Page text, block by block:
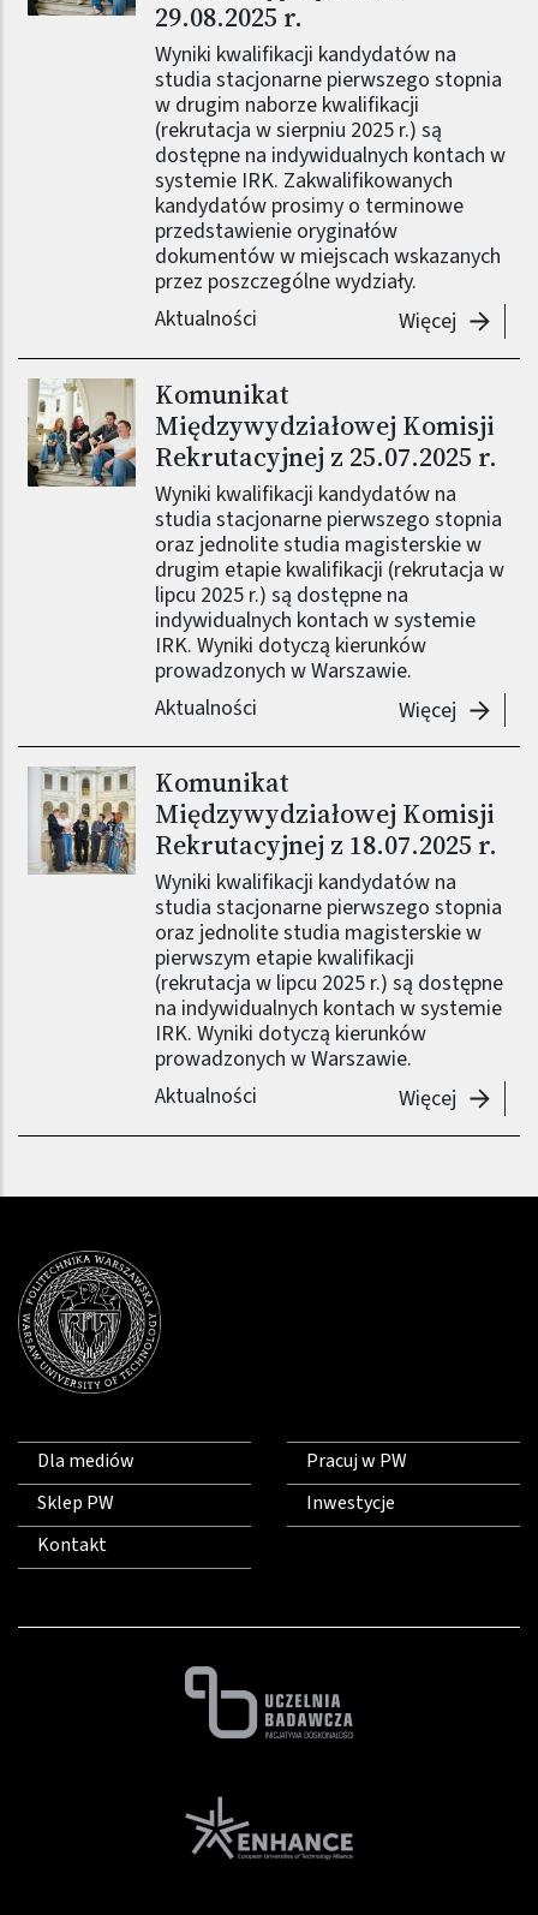
29.08.2025 r.
Wyniki kwalifikacji kandydatów na
studia stacjonarne pierwszego stopnia
w drugim naborze kwalifikacji
(rekrutacja w sierpniu 2025 r.) są
dostępne na indywidualnych kontach w
systemie IRK. Zakwalifikowanych
kandydatów prosimy o terminowe
przedstawienie oryginałów
dokumentów w miejscach wskazanych
przez poszczególne wydziały.
Aktualności
Więcej
Obraz (old)
Komunikat
Międzywydziałowej Komisji
Rekrutacyjnej z 25.07.2025 r.
Wyniki kwalifikacji kandydatów na
studia stacjonarne pierwszego stopnia
oraz jednolite studia magisterskie w
drugim etapie kwalifikacji (rekrutacja w
lipcu 2025 r.) są dostępne na
indywidualnych kontach w systemie
IRK. Wyniki dotyczą kierunków
prowadzonych w Warszawie.
Aktualności
Więcej
Obraz (old)
Komunikat
Międzywydziałowej Komisji
Rekrutacyjnej z 18.07.2025 r.
Wyniki kwalifikacji kandydatów na
studia stacjonarne pierwszego stopnia
oraz jednolite studia magisterskie w
pierwszym etapie kwalifikacji
(rekrutacja w lipcu 2025 r.) są dostępne
na indywidualnych kontach w systemie
IRK. Wyniki dotyczą kierunków
prowadzonych w Warszawie.
Aktualności
Więcej
Dla mediów
Sklep PW
Kontakt
Pracuj w PW
Inwestycje